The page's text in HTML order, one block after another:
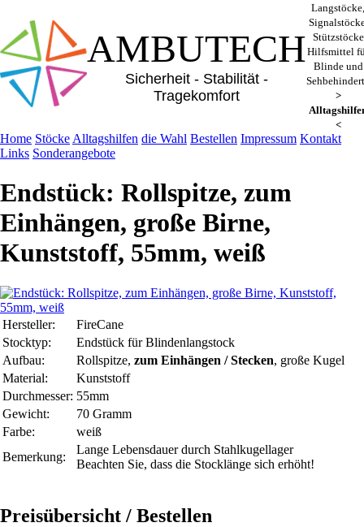
AMBUTECH
Sicherheit - Stabilität -
Tragekomfort
Langstöcke,
Stützstöcke
Hilfsmittel
Blinde und
>
<
Home Stöcke Alltagshilfen die Wahl Bestellen Impressum Kontakt
Links Sonderangebote
Endstück: Rollspitze, zum
Einhängen, große Birne,
Kunststoff, 55mm, weiß
Hersteller:
FireCane
Stocktyp:
Endstück für Blindenlangstock
Aufbau:
Rollspitze, zum Einhängen / Stecken, große Kugel
Material:
Kunststoff
Durchmesser: 55mm
Gewicht:
70 Gramm
Farbe:
weiß
Bemerkung:
Lange Lebensdauer durch Stahlkugellager
Beachten Sie, dass die Stocklänge sich erhöht!
Preisübersicht / Bestellen